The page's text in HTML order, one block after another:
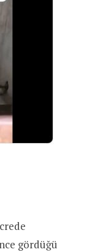
gördüğü